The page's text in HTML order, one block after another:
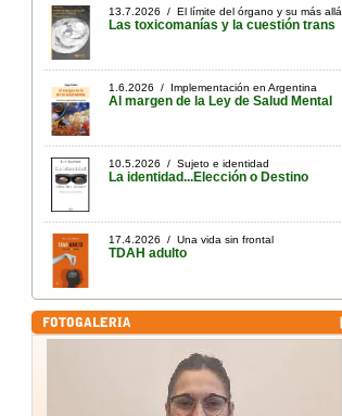
13.7.2026 / El límite del órgano y su más allá
Las toxicomanías y la cuestión trans
1.6.2026 / Implementación en Argentina
Al margen de la Ley de Salud Mental
10.5.2026 / Sujeto e identidad
La identidad...Elección o Destino
17.4.2026 / Una vida sin frontal
TDAH adulto